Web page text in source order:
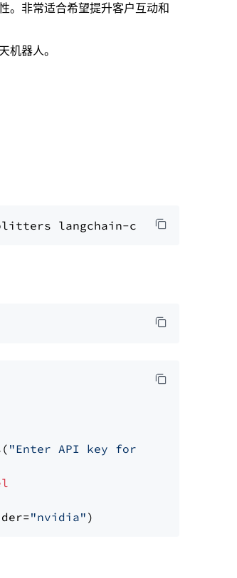
。非常适合希望提升客户互动和
机器人。
"Enter API key for NVIDIA: "
"nvidia"